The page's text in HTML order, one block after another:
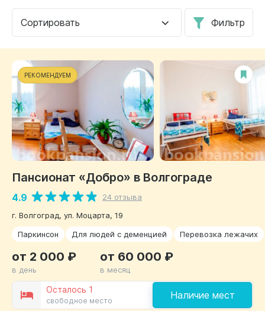
Сортировать Фильтр
РЕКОМЕНДУЕМ
Пансионат «Добро» в Волгограде
4.9
24 отзыва
г. Волгоград, ул. Моцарта, 19
Паркинсон
Для людей с деменцией Перевозка лежачих
Осталось 1
свободное место Наличие мест
от 2 000 ₽
в день
от 60 000 ₽
в месяц